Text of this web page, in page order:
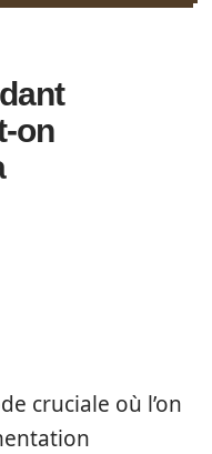
on
cruciale où l’on